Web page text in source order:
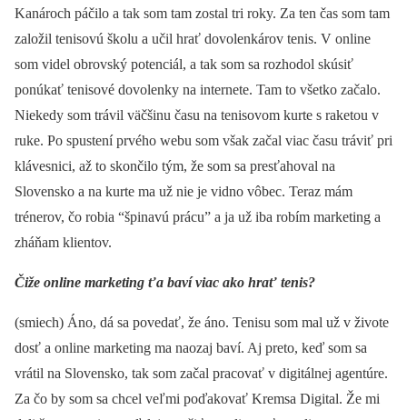
Kanároch páčilo a tak som tam zostal tri roky. Za ten čas som tam
založil tenisovú školu a učil hrať dovolenkárov tenis. V online
som videl obrovský potenciál, a tak som sa rozhodol skúsiť
ponúkať tenisové dovolenky na internete. Tam to všetko začalo.
Niekedy som trávil väčšinu času na tenisovom kurte s raketou v
ruke. Po spustení prvého webu som však začal viac času tráviť pri
klávesnici, až to skončilo tým, že som sa presťahoval na
Slovensko a na kurte ma už nie je vidno vôbec. Teraz mám
trénerov, čo robia “špinavú prácu” a ja už iba robím marketing a
zháňam klientov.
Čiže online marketing ťa baví viac ako hrať tenis?
(smiech) Áno, dá sa povedať, že áno. Tenisu som mal už v živote
dosť a online marketing ma naozaj baví. Aj preto, keď som sa
vrátil na Slovensko, tak som začal pracovať v digitálnej agentúre.
Za čo by som sa chcel veľmi poďakovať Kremsa Digital. Že mi